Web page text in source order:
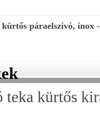
kürtős páraelszívó, inox
teka kürtős